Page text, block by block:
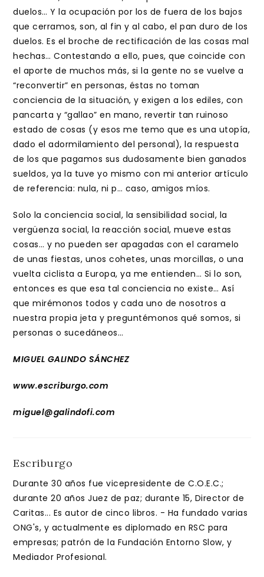
duelos… Y la ocupación por los de fuera de los bajos
que cerramos, son, al fin y al cabo, el pan duro de los
duelos. Es el broche de rectificación de las cosas mal
hechas… Contestando a ello, pues, que coincide con
el aporte de muchos más, si la gente no se vuelve a
“reconvertir” en personas, éstas no toman
conciencia de la situación, y exigen a los ediles, con
pancarta y “gallao” en mano, revertir tan ruinoso
estado de cosas (y esos me temo que es una utopía,
dado el adormilamiento del personal), la respuesta
de los que pagamos sus dudosamente bien ganados
sueldos, ya la tuve yo mismo con mi anterior artículo
de referencia: nula, ni p… caso, amigos míos.
Solo la conciencia social, la sensibilidad social, la
vergüenza social, la reacción social, mueve estas
cosas… y no pueden ser apagadas con el caramelo
de unas fiestas, unos cohetes, unas morcillas, o una
vuelta ciclista a Europa, ya me entienden… Si lo son,
entonces es que esa tal conciencia no existe… Así
que mirémonos todos y cada uno de nosotros a
nuestra propia jeta y preguntémonos qué somos, si
personas o sucedáneos…
MIGUEL GALINDO SÁNCHEZ
www.escriburgo.com
miguel@galindofi.com
Escriburgo
Durante 30 años fue vicepresidente de C.O.E.C.;
durante 20 años Juez de paz; durante 15, Director de
Caritas... Es autor de cinco libros. - Ha fundado varias
ONG's, y actualmente es diplomado en RSC para
empresas; patrón de la Fundación Entorno Slow, y
Mediador Profesional.